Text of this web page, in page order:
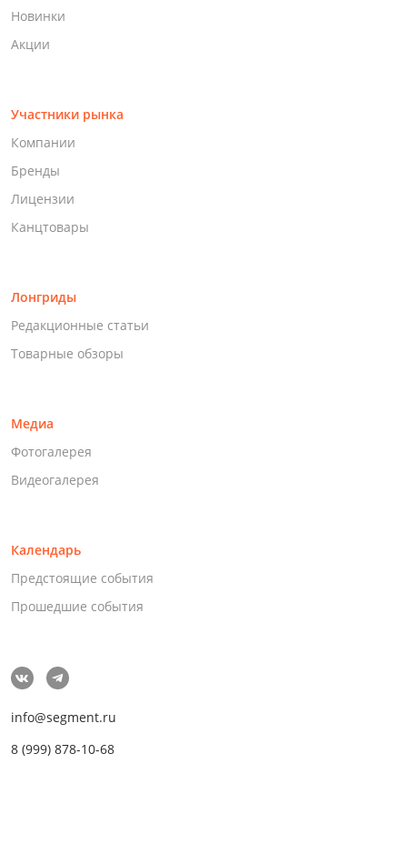
Новинки
Акции
Участники рынка
Компании
Бренды
Лицензии
Канцтовары
Лонгриды
Редакционные статьи
Товарные обзоры
Медиа
Фотогалерея
Видеогалерея
Календарь
Предстоящие события
Прошедшие события
info@segment.ru
8 (999) 878-10-68